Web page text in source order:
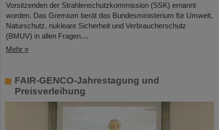
Vorsitzenden der Strahlenschutzkommission (SSK) ernannt
worden. Das Gremium berät das Bundesministerium für Umwelt,
Naturschutz, nukleare Sicherheit und Verbraucherschutz
(BMUV) in allen Fragen....
Mehr »
FAIR-GENCO-Jahrestagung und
Preisverleihung